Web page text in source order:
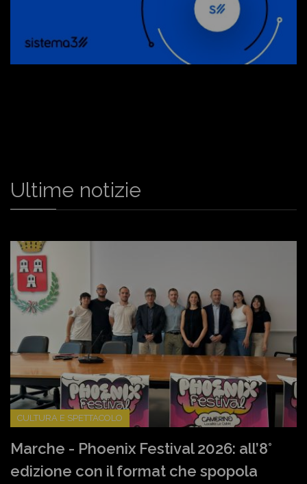
Ultime notizie
CULTURA E SPETTACOLO
Marche - Phoenix Festival 2026: all’8°
edizione con il format che spopola